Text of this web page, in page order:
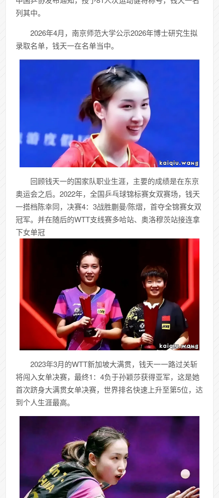
列其中。
2026年4月，南京师范大学公示2026年博士研究生拟
录取名单，钱天一在名单当中。
回顾钱天一的国家队职业生涯，主要的成绩是在东京
奥运会之后。2022年，全国乒乓球锦标赛女双赛场，钱天
一搭档陈幸同，决赛4：3战胜蒯曼/陈熠，首夺全锦赛女双
冠军。并在随后的WTT支线赛多哈站、奥洛穆茨站接连拿
下女单冠
2023年3月的WTT新加坡大满贯，钱天一一路过关斩
将闯入女单决赛，最终1：4负于孙颖莎获得亚军，这是她
首次跻身大满贯女单决赛，世界排名快速上升至第5位，达
到个人生涯最高。